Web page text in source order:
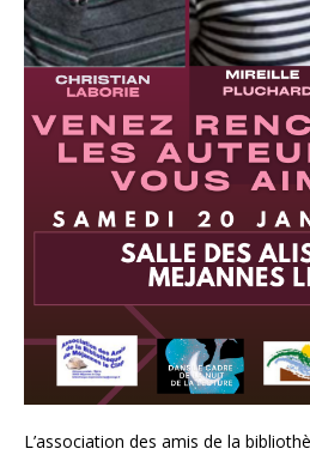
L’association des amis de la